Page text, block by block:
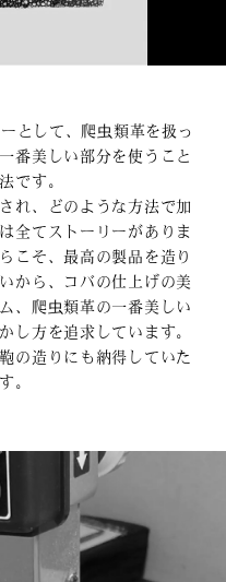
として、爬虫類革を扱っ
番美しい部分を使うこと
です。
れ、どのような方法で加
全てストーリーがありま
こそ、最高の製品を造り
から、コバの仕上げの美
、爬虫類革の一番美しい
し方を追求しています。
の造りにも納得していた
。